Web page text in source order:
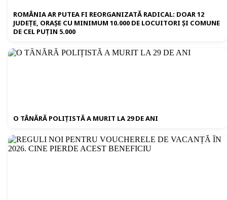
ROMÂNIA AR PUTEA FI REORGANIZATĂ RADICAL: DOAR 12
JUDEȚE, ORAȘE CU MINIMUM 10.000 DE LOCUITORI ȘI COMUNE
DE CEL PUȚIN 5.000
O TÂNĂRĂ POLIȚISTĂ A MURIT LA 29 DE ANI